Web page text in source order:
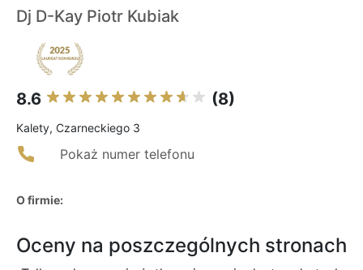
Dj D-Kay Piotr Kubiak
8.6 (8)
Kalety, Czarneckiego 3
Pokaż numer telefonu
O firmie:
Oceny na poszczególnych stronach